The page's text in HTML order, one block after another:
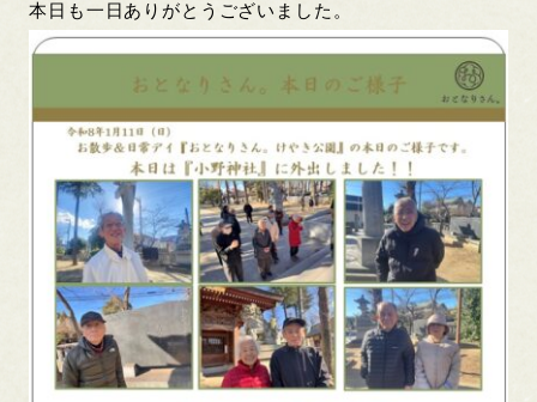
本日も一日ありがとうございました。